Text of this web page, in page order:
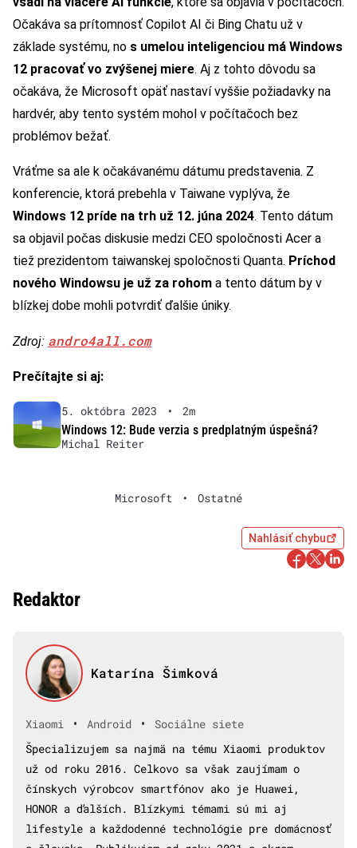
Očakáva sa prítomnosť Copilot AI či Bing Chatu už v
základe systému, no s umelou inteligenciou má Windows
12 pracovať vo zvýšenej miere. Aj z tohto dôvodu sa
očakáva, že Microsoft opäť nastaví vyššie požiadavky na
hardvér, aby tento systém mohol v počítačoch bez
problémov bežať.
Vráťme sa ale k očakávanému dátumu predstavenia. Z
konferencie, ktorá prebehla v Taiwane vyplýva, že
Windows 12 príde na trh už 12. júna 2024. Tento dátum
sa objavil počas diskusie medzi CEO spoločnosti Acer a
tiež prezidentom taiwanskej spoločnosti Quanta. Príchod
nového Windowsu je už za rohom a tento dátum by v
blízkej dobe mohli potvrdiť ďalšie úniky.
Zdroj: andro4all.com
Prečítajte si aj:
5. októbra 2023 •
2m
Windows 12: Bude verzia s predplatným úspešná?
Michal Reiter
Microsoft • Ostatné
Nahlásiť chybu
Redaktor
Katarína Šimková
Xiaomi • Android •
Sociálne siete
Špecializujem sa najmä na tému Xiaomi produktov
už od roku 2016. Celkovo sa však zaujímam o
čínskych výrobcov smartfónov ako je Huawei,
HONOR a ďalších. Blízkymi témami sú mi aj
lifestyle a každodenné technológie pre domácnosť